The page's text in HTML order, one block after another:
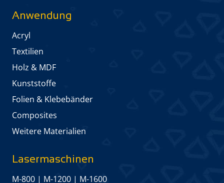
Anwendung
Acryl
Textilien
Holz & MDF
Kunststoffe
Folien & Klebebänder
Composites
Weitere Materialien
Lasermaschinen
M-800 | M-1200 | M-1600